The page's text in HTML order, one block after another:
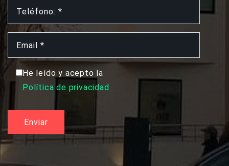
He leído y acepto la
Política de privacidad.